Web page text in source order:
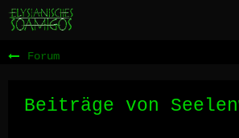
Forum
Beiträge von